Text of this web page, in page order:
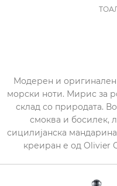
Модерен и
морски ноти. Мирис за
склад со природата.
смоква и босилек,
сицилијанска
креиран е од Olivier
DIOR